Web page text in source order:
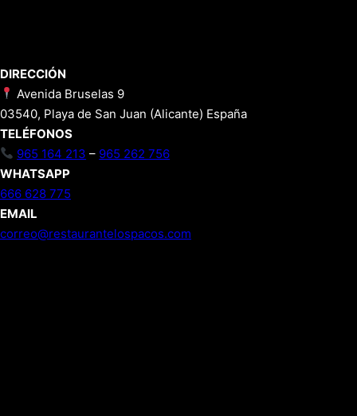
DIRECCIÓN
Avenida Bruselas 9
03540, Playa de San Juan (Alicante) España
TELÉFONOS
965 164 213 – 965 262 756
WHATSAPP
666 628 775
EMAIL
correo@restaurantelospacos.com